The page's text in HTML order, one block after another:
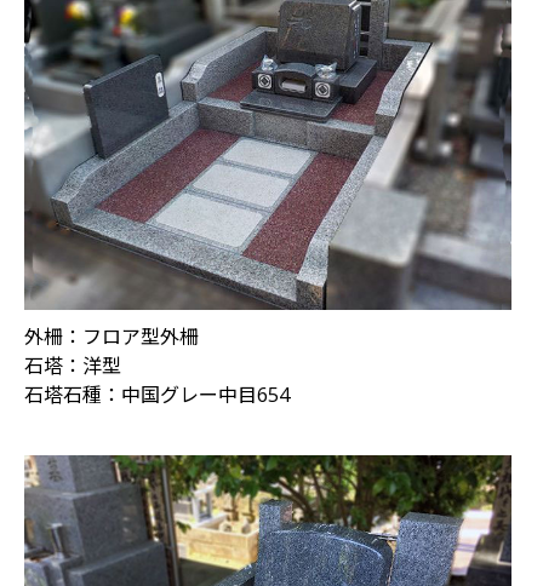
外柵：フロア型外柵
石塔：洋型
石塔石種：中国グレー中目654